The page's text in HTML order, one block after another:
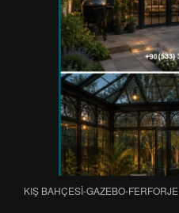
KIŞ BAHÇESİ-GAZEBO-